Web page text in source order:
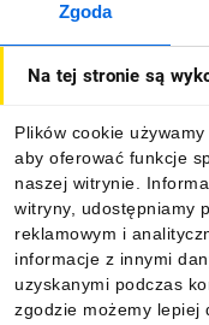
Zgoda
Na tej stronie są
Plików cookie
aby oferować funkcje
naszej witrynie.
witryny, udostępniamy
reklamowym i
informacje z innymi
uzyskanymi podczas
zgodzie możemy lepiej
O firmie
Informacje
Pobierz